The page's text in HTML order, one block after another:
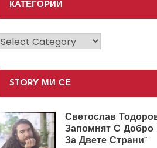
КАТЕГОРИИ
Категории
STORY МИ СЕ
Светослав
Запомнят С Добро
За Двете Страни”